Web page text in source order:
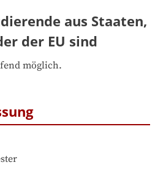
aus Staaten,
der EU sind
möglich.